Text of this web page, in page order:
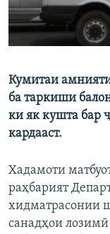
Кумитаи
ба таркиши
ки як кушта бар
кардааст.
Хадамоти
раҳбарият
хидматрасонии
санадҳои